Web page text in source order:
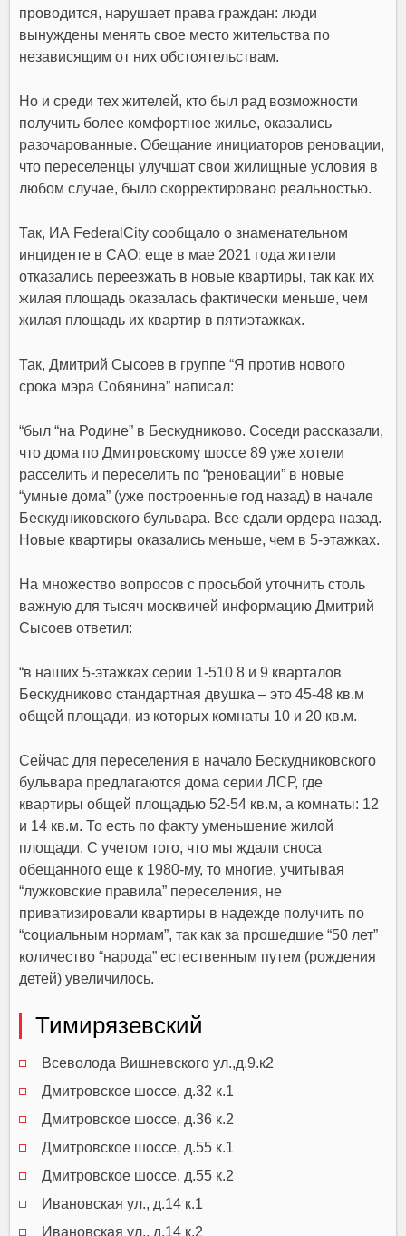
проводится, нарушает права граждан: люди
вынуждены менять свое место жительства по
независящим от них обстоятельствам.
Но и среди тех жителей, кто был рад возможности
получить более комфортное жилье, оказались
разочарованные. Обещание инициаторов реновации,
что переселенцы улучшат свои жилищные условия в
любом случае, было скорректировано реальностью.
Так, ИА FederalCity сообщало о знаменательном
инциденте в САО: еще в мае 2021 года жители
отказались переезжать в новые квартиры, так как их
жилая площадь оказалась фактически меньше, чем
жилая площадь их квартир в пятиэтажках.
Так, Дмитрий Сысоев в группе “Я против нового
срока мэра Собянина” написал:
“был “на Родине” в Бескудниково. Соседи рассказали,
что дома по Дмитровскому шоссе 89 уже хотели
расселить и переселить по “реновации” в новые
“умные дома” (уже построенные год назад) в начале
Бескудниковского бульвара. Все сдали ордера назад.
Новые квартиры оказались меньше, чем в 5-этажках.
На множество вопросов с просьбой уточнить столь
важную для тысяч москвичей информацию Дмитрий
Сысоев ответил:
“в наших 5-этажках серии 1-510 8 и 9 кварталов
Бескудниково стандартная двушка – это 45-48 кв.м
общей площади, из которых комнаты 10 и 20 кв.м.
Сейчас для переселения в начало Бескудниковского
бульвара предлагаются дома серии ЛСР, где
квартиры общей площадью 52-54 кв.м, а комнаты: 12
и 14 кв.м. То есть по факту уменьшение жилой
площади. С учетом того, что мы ждали сноса
обещанного еще к 1980-му, то многие, учитывая
“лужковские правила” переселения, не
приватизировали квартиры в надежде получить по
“социальным нормам”, так как за прошедшие “50 лет”
количество “народа” естественным путем (рождения
детей) увеличилось.
Тимирязевский
Всеволода Вишневского ул.,д.9.к2
Дмитровское шоссе, д.32 к.1
Дмитровское шоссе, д.36 к.2
Дмитровское шоссе, д.55 к.1
Дмитровское шоссе, д.55 к.2
Ивановская ул., д.14 к.1
Ивановская ул., д.14 к.2